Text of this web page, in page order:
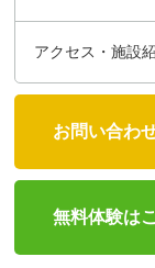
アクセス・施設
お問い合わ
無料体験は